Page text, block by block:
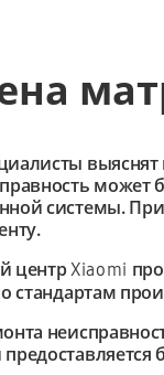
выяснят
может
системы.
центрXiaomi
стандартам